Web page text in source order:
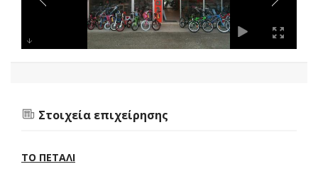
Στοιχεία επιχείρησης
ΤΟ ΠΕΤΑΛΙ